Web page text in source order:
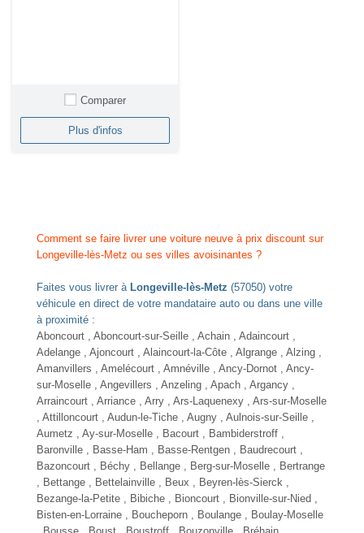
Comparer
Plus d'infos
Comment se faire livrer une voiture neuve à prix discount sur
Longeville-lès-Metz ou ses villes avoisinantes ?
Faites vous livrer à Longeville-lès-Metz (57050) votre
véhicule en direct de votre mandataire auto ou dans une ville
à proximité :
Aboncourt , Aboncourt-sur-Seille , Achain , Adaincourt ,
Adelange , Ajoncourt , Alaincourt-la-Côte , Algrange , Alzing ,
Amanvillers , Amelécourt , Amnéville , Ancy-Dornot , Ancy-
sur-Moselle , Angevillers , Anzeling , Apach , Argancy ,
Arraincourt , Arriance , Arry , Ars-Laquenexy , Ars-sur-Moselle
, Attilloncourt , Audun-le-Tiche , Augny , Aulnois-sur-Seille ,
Aumetz , Ay-sur-Moselle , Bacourt , Bambiderstroff ,
Baronville , Basse-Ham , Basse-Rentgen , Baudrecourt ,
Bazoncourt , Béchy , Bellange , Berg-sur-Moselle , Bertrange
, Bettange , Bettelainville , Beux , Beyren-lès-Sierck ,
Bezange-la-Petite , Bibiche , Bioncourt , Bionville-sur-Nied ,
Bisten-en-Lorraine , Boucheporn , Boulange , Boulay-Moselle